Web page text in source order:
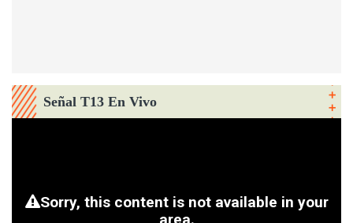
Señal T13 En Vivo